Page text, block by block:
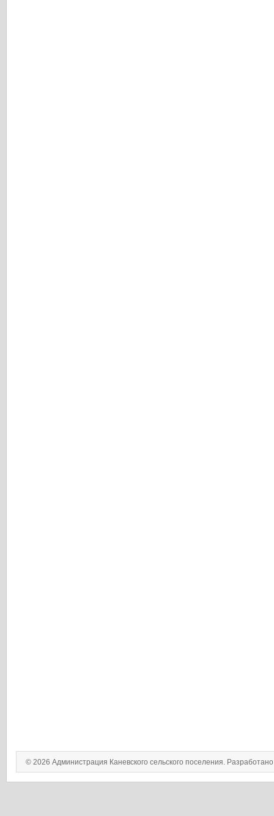
© 2026 Администрация Каневского сельского поселения.